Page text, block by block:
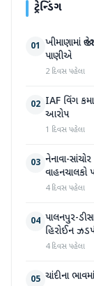
ટ્રેન્ડિંગ
01 ખીમાણામાં
પાણીએ
2 દિવસ પહેલા
02 IAF વિંગ
આરોપ
1 દિવસ પહેલા
03 નેનાવા-
વાહનચાલકો
4 દિવસ પહેલા
04 પાલનપુર-
હિરોઈન
4 દિવસ પહેલા
05 ચાંદીના